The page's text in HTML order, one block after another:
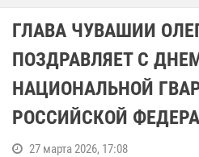
ГЛАВА ЧУВАШИИ
ПОЗДРАВЛЯЕТ С
НАЦИОНАЛЬНОЙ
РОССИЙСКОЙ
27 марта 2026, 17:08